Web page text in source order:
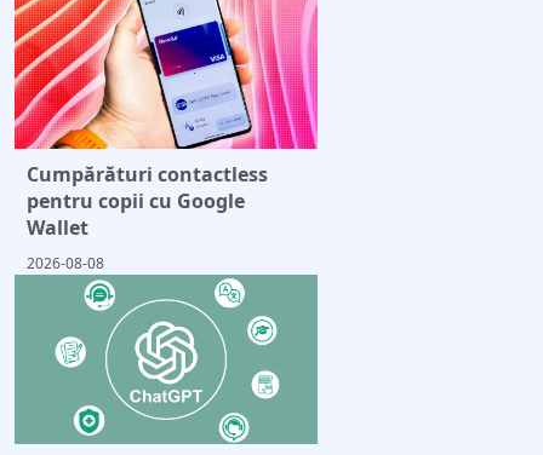
Cumpărături contactless
pentru copii cu Google
Wallet
2026-08-08